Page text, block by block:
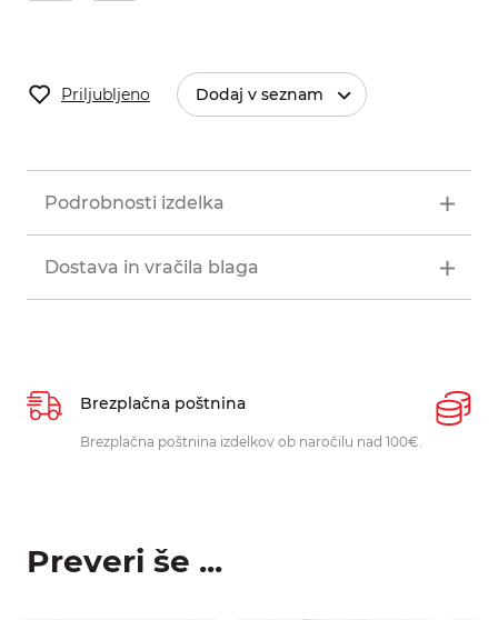
Priljubljeno Dodaj v seznam
Podrobnosti izdelka
Dostava in vračila blaga
Brezplačna poštnina
Brezplačna poštnina izdelkov ob naročilu nad 100€.
Preveri še ...